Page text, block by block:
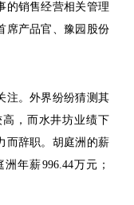
的销售经营相关管理
席产品官、豫园股份
注。外界纷纷猜测其
，而水井坊业绩下
而辞职。胡庭洲的薪
年薪996.44万元；